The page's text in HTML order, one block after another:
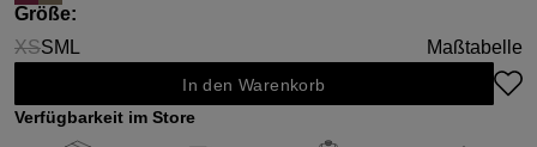
Größeauswählen
:
XS
(Diese Option ist zurzeit nicht verfügbar.)
SM L Maßtabelle
In den Warenkorb
Verfügbarkeit im Store